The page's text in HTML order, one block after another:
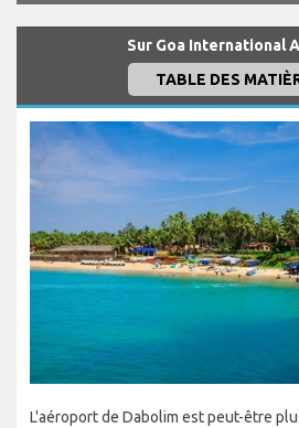
Sur Goa International
TABLE DES
L'aéroport de Dabolim est peut-être